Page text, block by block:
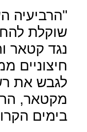
"הרביעיה
שוקלת
נגד קטאר
חיצוניים
לגבש את
מקטאר,
בימים